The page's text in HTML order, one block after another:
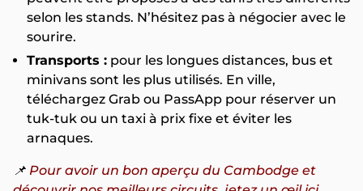
selon les stands. N’hésitez pas à négocier avec le
sourire.
Transports : pour les longues distances, bus et
minivans sont les plus utilisés. En ville,
téléchargez Grab ou PassApp pour réserver un
tuk-tuk ou un taxi à prix fixe et éviter les
arnaques.
📌 Pour avoir un bon aperçu du Cambodge et